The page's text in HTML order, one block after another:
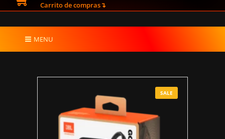
Carrito de compras↴
MENU
SALE